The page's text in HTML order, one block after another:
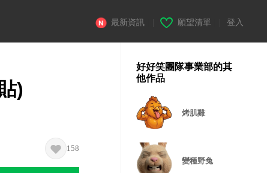
最新資訊 願望清單 登入
)
158
好好笑團隊事業部的其
他作品
烤肌雞
變種野兔